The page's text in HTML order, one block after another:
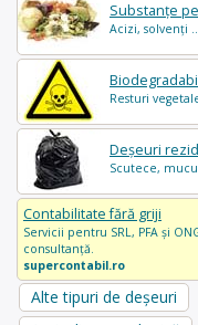
Substanțe
Acizi, solvenți
Resturi
Deșeuri
Scutece,
Contabilitate fără griji
Servicii pentru SRL, PFA și
consultanță.
supercontabil.ro
Alte tipuri de deșeuri